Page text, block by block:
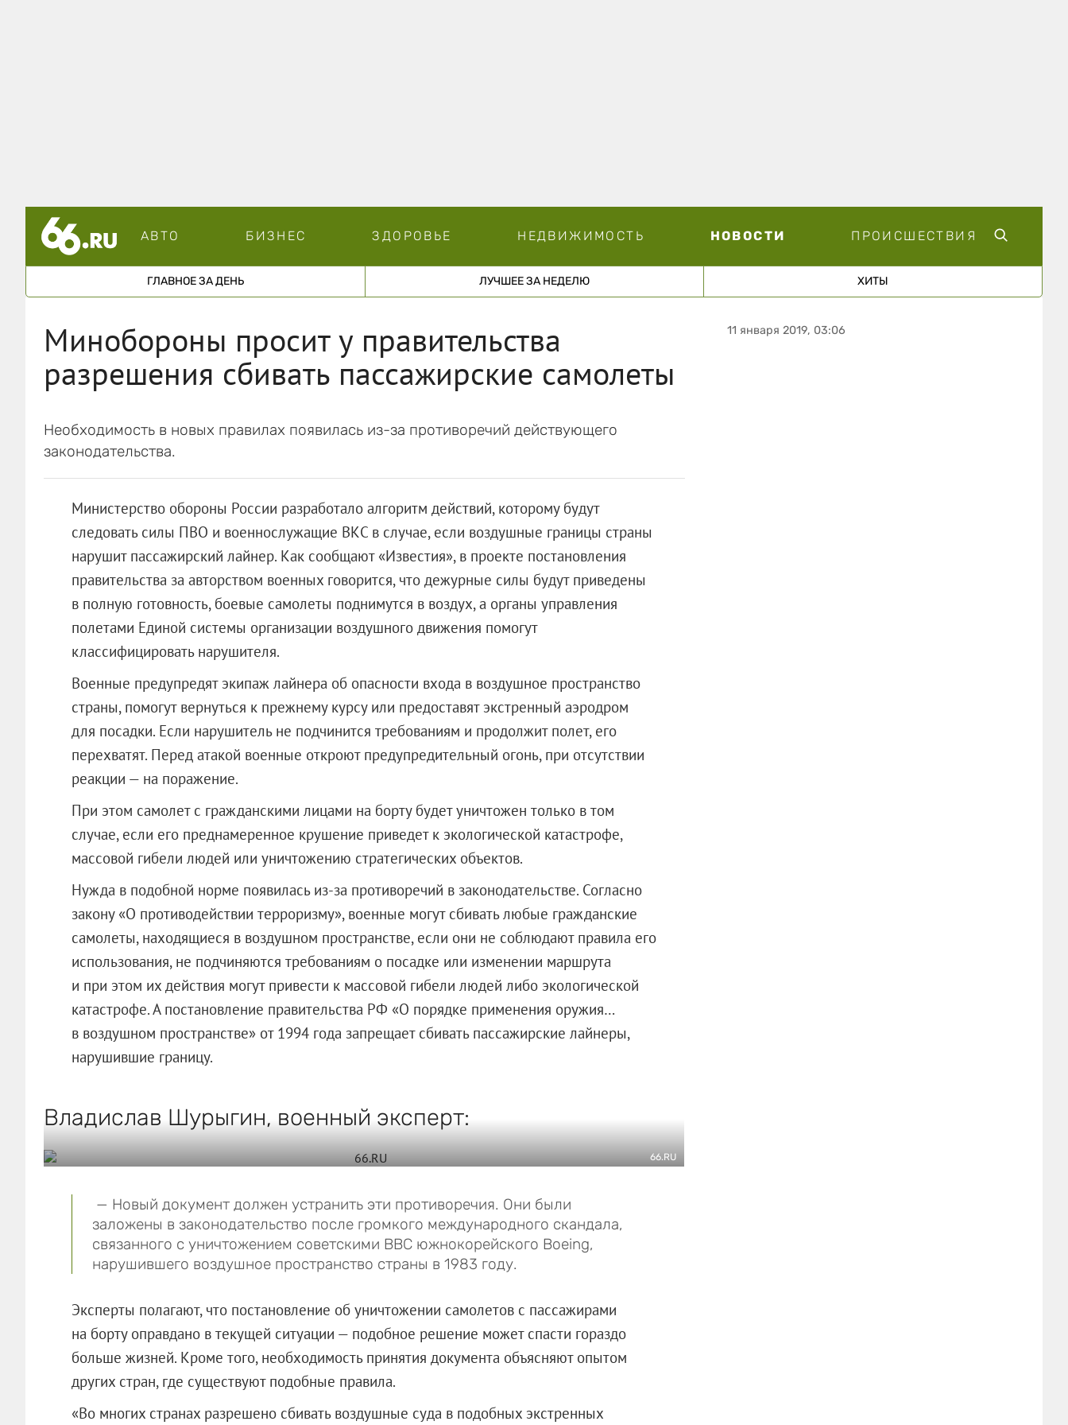
АВТО БИЗНЕС ЗДОРОВЬЕ НЕДВИЖИМОСТЬ НОВОСТИ ПРОИСШЕСТВИЯ
ГЛАВНОЕ ЗА ДЕНЬ ЛУЧШЕЕ ЗА НЕДЕЛЮ ХИТЫ
Минобороны просит у правительства
разрешения сбивать пассажирские самолеты
Необходимость в новых правилах появилась из-за противоречий действующего
законодательства.
Министерство обороны России разработало алгоритм действий, которому будут
следовать силы ПВО и военнослужащие ВКС в случае, если воздушные границы страны
нарушит пассажирский лайнер. Как сообщают «Известия», в проекте постановления
правительства за авторством военных говорится, что дежурные силы будут приведены
в полную готовность, боевые самолеты поднимутся в воздух, а органы управления
полетами Единой системы организации воздушного движения помогут
классифицировать нарушителя.
Военные предупредят экипаж лайнера об опасности входа в воздушное пространство
страны, помогут вернуться к прежнему курсу или предоставят экстренный аэродром
для посадки. Если нарушитель не подчинится требованиям и продолжит полет, его
перехватят. Перед атакой военные откроют предупредительный огонь, при отсутствии
реакции — на поражение.
При этом самолет с гражданскими лицами на борту будет уничтожен только в том
случае, если его преднамеренное крушение приведет к экологической катастрофе,
массовой гибели людей или уничтожению стратегических объектов.
Нужда в подобной норме появилась из-за противоречий в законодательстве. Согласно
закону «О противодействии терроризму», военные могут сбивать любые гражданские
самолеты, находящиеся в воздушном пространстве, если они не соблюдают правила его
использования, не подчиняются требованиям о посадке или изменении маршрута
и при этом их действия могут привести к массовой гибели людей либо экологической
катастрофе. А постановление правительства РФ «О порядке применения оружия…
в воздушном пространстве» от 1994 года запрещает сбивать пассажирские лайнеры,
нарушившие границу.
Владислав Шурыгин, военный эксперт:
66.RU
— Новый документ должен устранить эти противоречия. Они были
заложены в законодательство после громкого международного скандала,
связанного с уничтожением советскими ВВС южнокорейского Boeing,
нарушившего воздушное пространство страны в 1983 году.
Эксперты полагают, что постановление об уничтожении самолетов с пассажирами
на борту оправдано в текущей ситуации — подобное решение может спасти гораздо
больше жизней. Кроме того, необходимость принятия документа объясняют опытом
других стран, где существуют подобные правила.
«Во многих странах разрешено сбивать воздушные суда в подобных экстренных
11 января 2019, 03:06